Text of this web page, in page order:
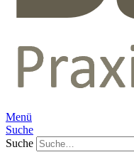
Menü
Suche
Suche